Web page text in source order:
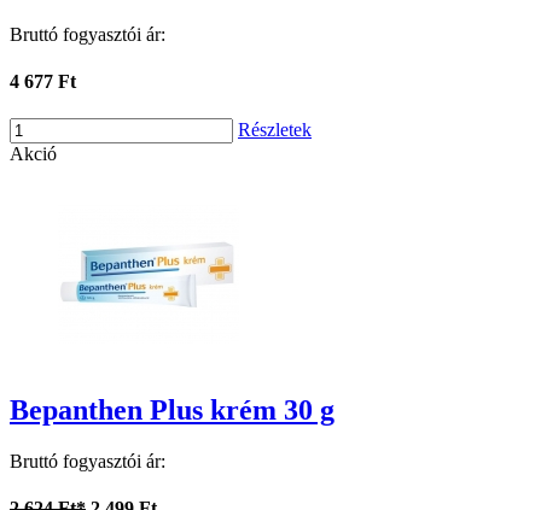
Bruttó fogyasztói ár:
4 677 Ft
Részletek
Akció
Bepanthen Plus krém 30 g
Bruttó fogyasztói ár: